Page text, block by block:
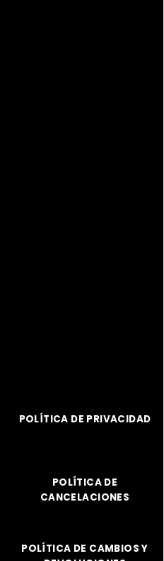
POLÍTICA DE PRIVACIDAD
POLÍTICA DE
CANCELACIONES
POLÍTICA DE CAMBIOS Y